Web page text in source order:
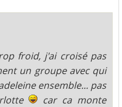
froid, j'ai croisé pas
un groupe avec qui
ensemble... pas
car ca monte